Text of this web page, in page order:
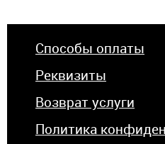
Способы оплаты
Реквизиты
Возврат услуги
Политика